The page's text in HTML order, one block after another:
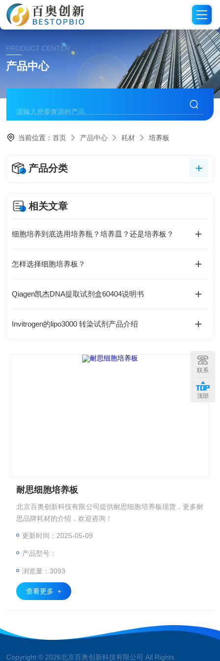
PRODUCT CENTER
产品中心
当前位置：首页 产品中心 耗材 培养板
产品分类
相关文章
细胞培养到底选用培养瓶？培养皿？还是培养板？
怎样选择细胞培养板？
Qiagen凯杰DNA提取试剂盒60404说明书
Invitrogen的lipo3000 转染试剂产品介绍
耐思细胞培养板
北京百奥创新科技有限公司提供耐思细胞培养板现货，更多耐
思品牌耗材的介绍，欢迎咨询！
更新时间：2025-05-09
产品型号：
浏览量：3093
查看更多 +
Copyright © 2026北京百奥创新科技有限公司 All Rights
联系
顶部